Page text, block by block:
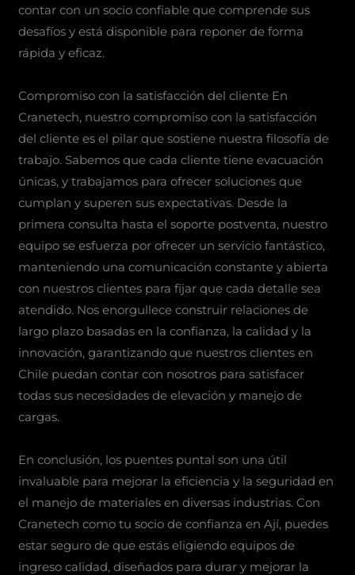
contar con un socio confiable que comprende sus
desafíos y está disponible para reponer de forma
rápida y eficaz.
Compromiso con la satisfacción del cliente En
Cranetech, nuestro compromiso con la satisfacción
del cliente es el pilar que sostiene nuestra filosofía de
trabajo. Sabemos que cada cliente tiene evacuación
únicas, y trabajamos para ofrecer soluciones que
cumplan y superen sus expectativas. Desde la
primera consulta hasta el soporte postventa, nuestro
equipo se esfuerza por ofrecer un servicio fantástico,
manteniendo una comunicación constante y abierta
con nuestros clientes para fijar que cada detalle sea
atendido. Nos enorgullece construir relaciones de
largo plazo basadas en la confianza, la calidad y la
innovación, garantizando que nuestros clientes en
Chile puedan contar con nosotros para satisfacer
todas sus necesidades de elevación y manejo de
cargas.
En conclusión, los puentes puntal son una útil
invaluable para mejorar la eficiencia y la seguridad en
el manejo de materiales en diversas industrias. Con
Cranetech como tu socio de confianza en Ají, puedes
estar seguro de que estás eligiendo equipos de
ingreso calidad, diseñados para durar y mejorar la